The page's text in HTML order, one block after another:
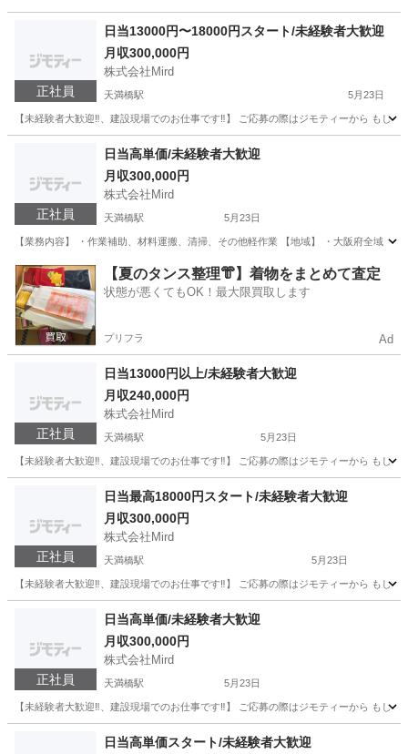
正社員
日当13000円〜18000円スタート/未経験者大歓迎
月収300,000円
株式会社Mird
天満橋駅 5月23日
【未経験者大歓迎‼️、建設現場でのお仕事です‼️】 ご応募の際はジモティーから もし
天満橋駅 土木 未経験
正社員
日当高単価/未経験者大歓迎
月収300,000円
株式会社Mird
天満橋駅 5月23日
【業務内容】 ・作業補助、材料運搬、清掃、その他軽作業 【地域】 ・大阪府全域
大阪 大阪市 天満橋駅 土木 未経験
【夏のタンス整理👘】着物をまとめて査定
状態が悪くてもOK！最大限買取します
プリフラ Ad
正社員
日当13000円以上/未経験者大歓迎
月収240,000円
株式会社Mird
天満橋駅 5月23日
【未経験者大歓迎‼️、建設現場でのお仕事です‼️】 ご応募の際はジモティーから もし
天満橋駅 土木 未経験
正社員
日当最高18000円スタート/未経験者大歓迎
月収300,000円
株式会社Mird
天満橋駅 5月23日
【未経験者大歓迎‼️、建設現場でのお仕事です‼️】 ご応募の際はジモティーから もし
天満橋駅 土木 未経験
正社員
日当高単価/未経験者大歓迎
月収300,000円
株式会社Mird
天満橋駅 5月23日
【未経験者大歓迎‼️、建設現場でのお仕事です‼️】 ご応募の際はジモティーから もし
天満橋駅 土木 未経験
日当高単価スタート/未経験者大歓迎